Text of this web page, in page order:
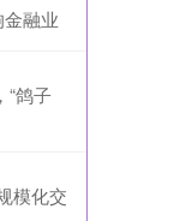
融业
“鸽子
模化交